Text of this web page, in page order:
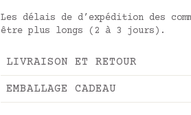
Les délais de d’expédition des
être plus longs (2 à 3 jours).
LIVRAISON ET RETOUR
EMBALLAGE CADEAU